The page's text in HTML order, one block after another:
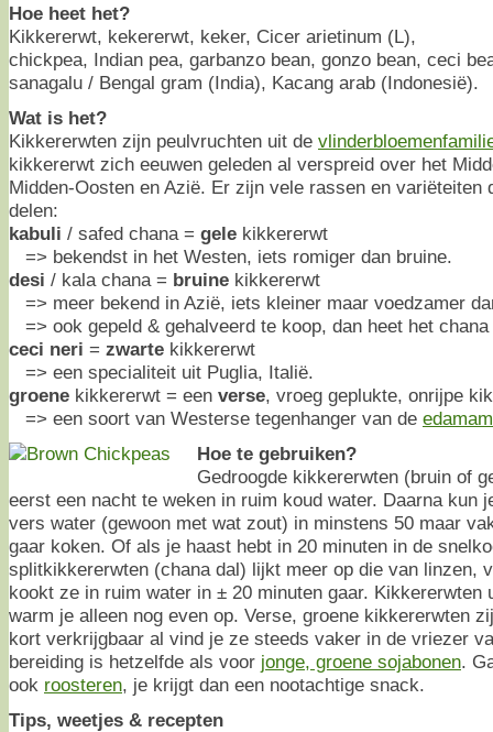
Hoe heet het?
Kikkererwt, kekererwt, keker, Cicer arietinum (L),
chickpea, Indian pea, garbanzo bean, gonzo bean, ceci
sanagalu / Bengal gram (India), Kacang arab (Indonesië).
Wat is het?
Kikkererwten zijn peulvruchten uit de
kikkererwt zich eeuwen geleden al verspreid over het
Midden-Oosten en Azië. Er zijn vele rassen en variëteiten
delen:
kabuli / safed chana = gele kikkererwt
=> bekendst in het Westen, iets romiger dan bruine.
desi / kala chana = bruine kikkererwt
=> meer bekend in Azië, iets kleiner maar voedzamer
=> ook gepeld & gehalveerd te koop, dan heet het
ceci neri = zwarte kikkererwt
=> een specialiteit uit Puglia, Italië.
groene kikkererwt = een verse, vroeg geplukte, onrijpe
=> een soort van Westerse tegenhanger van de
Hoe te gebruiken?
Gedroogde kikkererwten (bruin of
eerst een nacht te weken in ruim koud water. Daarna kun
vers water (gewoon met wat zout) in minstens 50 maar
gaar koken. Of als je haast hebt in 20 minuten in de
splitkikkererwten (chana dal) lijkt meer op die van linzen,
kookt ze in ruim water in ± 20 minuten gaar. Kikkererwten
warm je alleen nog even op. Verse, groene kikkererwten
kort verkrijgbaar al vind je ze steeds vaker in de vriezer
bereiding is hetzelfde als voor jonge, groene sojabonen.
ook roosteren, je krijgt dan een nootachtige snack.
Tips, weetjes & recepten